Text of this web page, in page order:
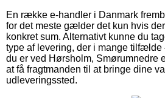
En række e-handler i Danmark
for det meste gælder det kun hvis
konkret sum. Alternativt kunne du
type af levering, der i mange tilfælde
du er ved Hørsholm, Smørumnedre
at få fragtmanden til at bringe dine
udleveringssted.